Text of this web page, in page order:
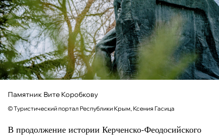
Памятник Вите Коробкову
© Туристический портал Республики Крым, Ксения Гасица
В продолжение истории Керченско-Феодосийского